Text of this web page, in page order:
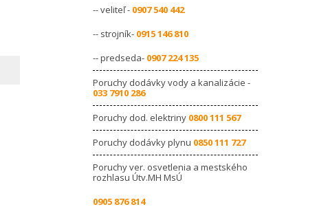
-- veliteľ - 0907 540 442
-- strojník- 0915 146 810
-- predseda- 0907 224 135
Poruchy dodávky vody a kanalizácie -
033 7910 286
Poruchy dod. elektriny 0800 111 567
Poruchy dodávky plynu 0850 111 727
Poruchy ver. osvetlenia a mestského
rozhlasu Útv.MH MsÚ
0905 876 814